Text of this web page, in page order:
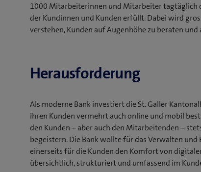
1000 Mitarbeiterinnen und Mitarbeiter tagtäglich
der Kundinnen und Kunden erfüllt. Dabei wird
verstehen, Kunden auf Augenhöhe zu beraten
Herausforderung
Als moderne Bank investiert die St. Galler
ihren Kunden vermehrt auch online und mobil
den Kunden – aber auch den Mitarbeitenden –
begeistern. Die Bank wollte für das Verwalten
einerseits für die Kunden den Komfort von
übersichtlich, strukturiert und umfassend im